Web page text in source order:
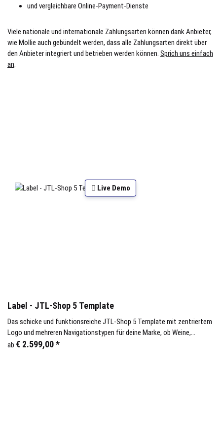
und vergleichbare Online-Payment-Dienste
Viele nationale und internationale Zahlungsarten können dank Anbieter,
wie Mollie auch gebündelt werden, dass alle Zahlungsarten direkt über
den Anbieter integriert und betrieben werden können. Sprich uns einfach
an.
Live Demo
Label - JTL-Shop 5 Template
Das schicke und funktionsreiche JTL-Shop 5 Template mit zentriertem
Logo und mehreren Navigationstypen für deine Marke, ob Weine,
Bekleidung oder Accessories.
ab € 2.599,00*